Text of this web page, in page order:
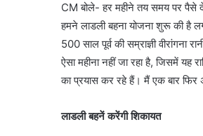
CM बोले- हर महीने तय समय पर पैसे
हमने लाडली बहना योजना शुरू की है
500 साल पूर्व की सम्राज्ञी
ऐसा महीना नहीं जा रहा है, जिसमें
का प्रयास कर रहे हैं। मैं एक बार फिर
लाडली बहनें करेंगी शिकायत